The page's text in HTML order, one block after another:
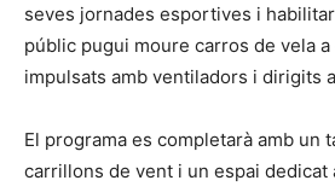
seves jornades esportives i
públic pugui moure carros de vela a
impulsats amb ventiladors i dirigits
El programa es completarà amb un
carrillons de vent i un espai dedicat